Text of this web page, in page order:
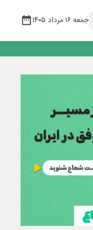
جمعه ۱۶ مرداد ۱۴۰۵